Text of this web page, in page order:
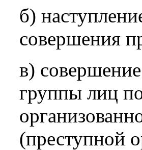
б)
совершения
в)
группы лиц
(преступной